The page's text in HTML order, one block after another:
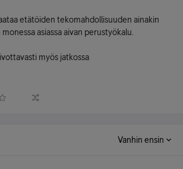
etätöiden tekomahdollisuuden ainakin
asiassa aivan perustyökalu.
myös jatkossa
Vanhin ensin